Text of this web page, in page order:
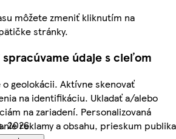
môžete zmeniť kliknutím na
stránky.
údaje s cieľom
geolokácii. Aktívne skenovať
na identifikáciu. Ukladať a/alebo
na zariadení. Personalizovaná
reklamy a obsahu, prieskum publika
2026